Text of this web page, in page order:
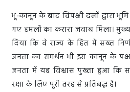
भू-कानून के बाद विपक्षी दलों द्वारा
गए हमलों का करारा जवाब मिला।
दिया कि वे राज्य के हित में सख्त
जनता का समर्थन भी इस कानून के
जनता में यह विश्वास पुख्ता हुआ कि
रक्षा के लिए पूरी तरह से प्रतिबद्ध है।